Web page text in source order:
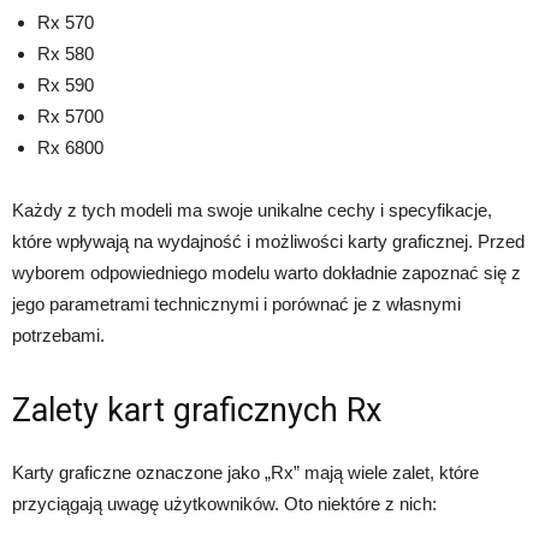
Rx 570
Rx 580
Rx 590
Rx 5700
Rx 6800
Każdy z tych modeli ma swoje unikalne cechy i specyfikacje,
które wpływają na wydajność i możliwości karty graficznej. Przed
wyborem odpowiedniego modelu warto dokładnie zapoznać się z
jego parametrami technicznymi i porównać je z własnymi
potrzebami.
Zalety kart graficznych Rx
Karty graficzne oznaczone jako „Rx” mają wiele zalet, które
przyciągają uwagę użytkowników. Oto niektóre z nich: